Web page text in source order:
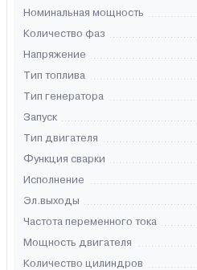
Номинальная мощность
Количество фаз
Напряжение
Тип топлива
Тип генератора
Запуск
Тип двигателя
Функция сварки
Исполнение
Эл.выходы
Частота переменного тока
Мощность двигателя
Количество цилиндров